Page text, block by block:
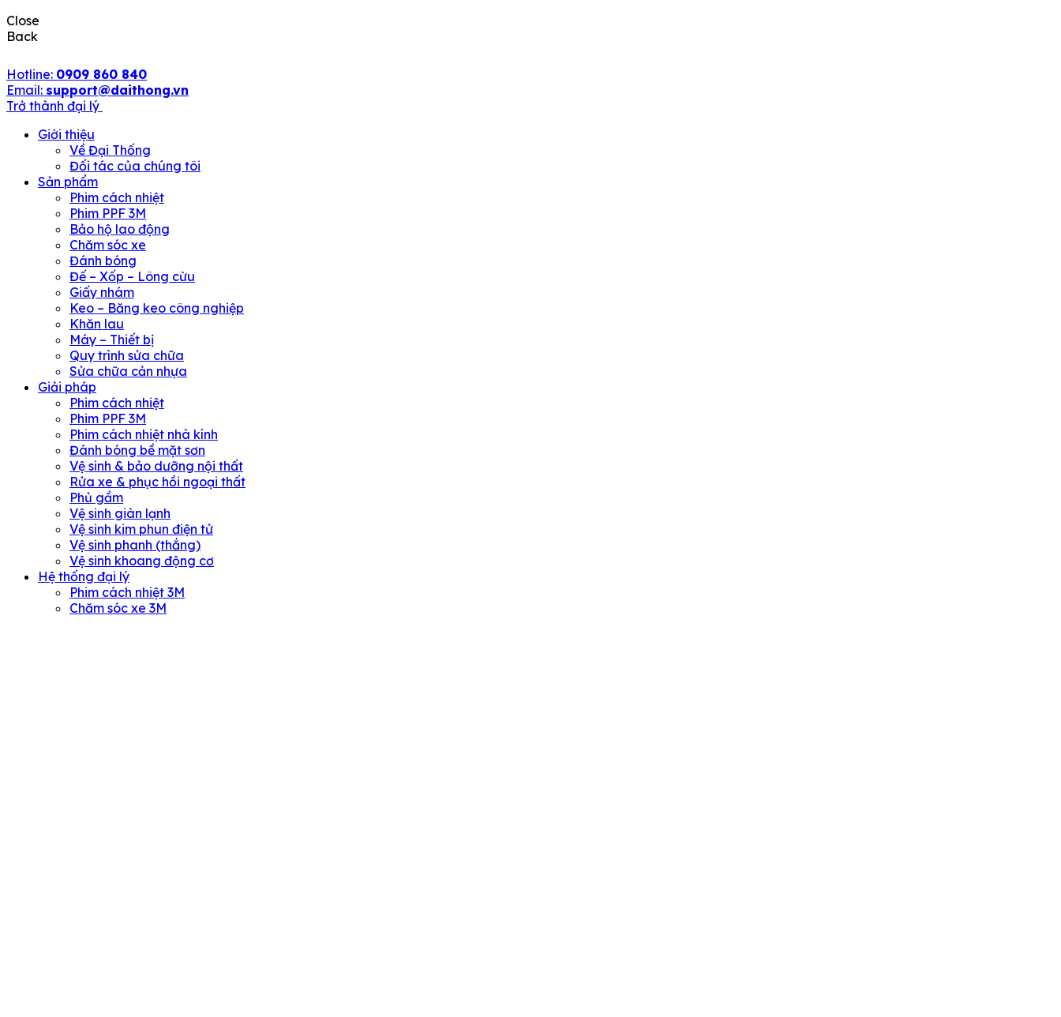
Close
Back
Hotline: 0909 860 840
Email: support@daithong.vn
Trở thành đại lý
Giới thiệu
Về Đại Thống
Đối tác của chúng tôi
Sản phẩm
Phim cách nhiệt
Phim PPF 3M
Bảo hộ lao động
Chăm sóc xe
Đánh bóng
Đế – Xốp – Lông cừu
Giấy nhám
Keo – Băng keo công nghiệp
Khăn lau
Máy – Thiết bị
Quy trình sửa chữa
Sửa chữa cản nhựa
Giải pháp
Phim cách nhiệt
Phim PPF 3M
Phim cách nhiệt nhà kính
Đánh bóng bề mặt sơn
Vệ sinh & bảo dưỡng nội thất
Rửa xe & phục hồi ngoại thất
Phủ gầm
Vệ sinh giàn lạnh
Vệ sinh kim phun điện tử
Vệ sinh phanh (thắng)
Vệ sinh khoang động cơ
Hệ thống đại lý
Phim cách nhiệt 3M
Chăm sóc xe 3M